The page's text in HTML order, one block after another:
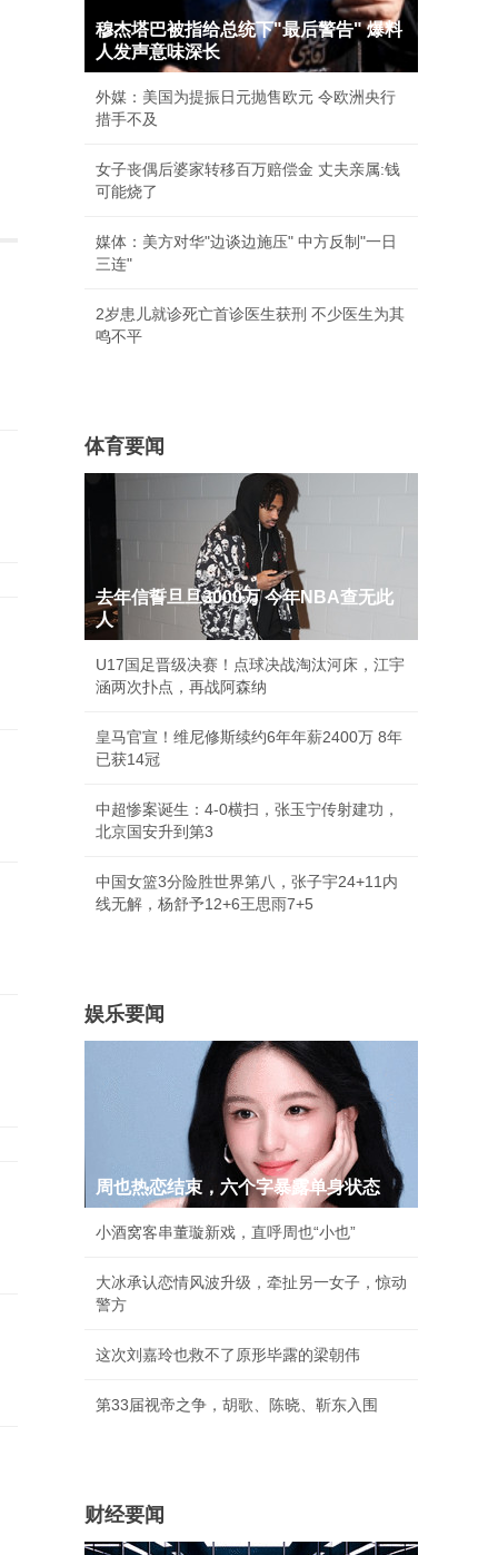
穆杰塔巴被指给总统下"最后警告" 爆料
人发声意味深长
外媒：美国为提振日元抛售欧元 令欧洲央行
措手不及
女子丧偶后婆家转移百万赔偿金 丈夫亲属:钱
可能烧了
媒体：美方对华"边谈边施压" 中方反制"一日
三连"
2岁患儿就诊死亡首诊医生获刑 不少医生为其
鸣不平
体育要闻
去年信誓旦旦3000万 今年NBA查无此
人
U17国足晋级决赛！点球决战淘汰河床，江宇
涵两次扑点，再战阿森纳
皇马官宣！维尼修斯续约6年年薪2400万 8年
已获14冠
中超惨案诞生：4-0横扫，张玉宁传射建功，
北京国安升到第3
中国女篮3分险胜世界第八，张子宇24+11内
线无解，杨舒予12+6王思雨7+5
娱乐要闻
周也热恋结束，六个字暴露单身状态
小酒窝客串董璇新戏，直呼周也“小也”
大冰承认恋情风波升级，牵扯另一女子，惊动
警方
这次刘嘉玲也救不了原形毕露的梁朝伟
第33届视帝之争，胡歌、陈晓、靳东入围
财经要闻